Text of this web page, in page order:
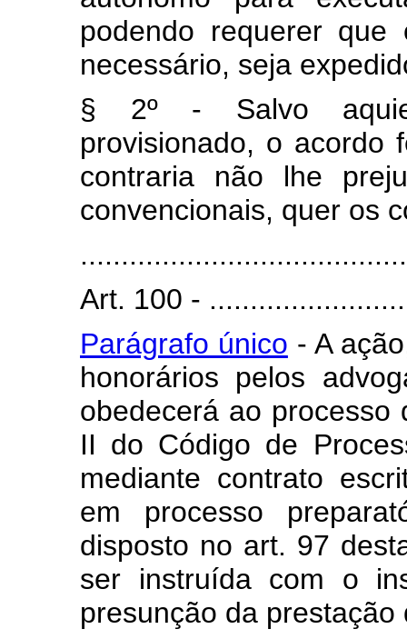
podendo requerer
necessário, seja
§ 2º - Salvo
provisionado, o acordo
contraria não lhe
convencionais, quer os
Art. 100 -
Parágrafo único - A
honorários pelos
obedecerá ao processo
II do Código de
mediante contrato
em processo
disposto no art. 97
ser instruída com o
presunção da